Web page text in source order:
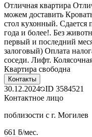
Отличная квартира
можем доставить
стол кухонный. Сдается
года и более!. Без
первый и последний
залоговый) Оплата
соседи. Лифт.
Квартира свободна
Контакты
30.12.2024 ID 3584521
Контактное лицо
поблизости с г. Могилев
661 ƃ/мес.